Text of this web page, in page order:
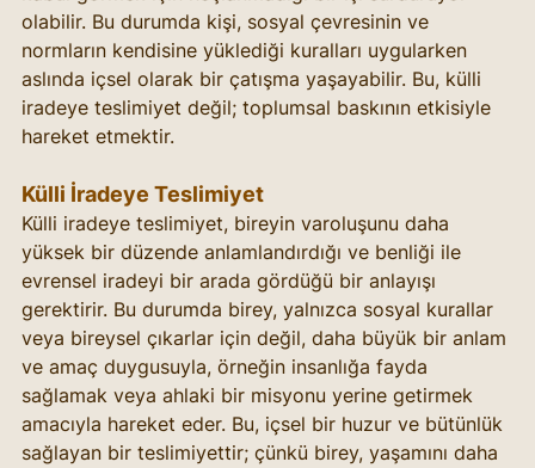
olabilir. Bu durumda kişi, sosyal çevresinin ve
normların kendisine yüklediği kuralları uygularken
aslında içsel olarak bir çatışma yaşayabilir. Bu, külli
iradeye teslimiyet değil; toplumsal baskının etkisiyle
hareket etmektir.
Külli İradeye Teslimiyet
Külli iradeye teslimiyet, bireyin varoluşunu daha
yüksek bir düzende anlamlandırdığı ve benliği ile
evrensel iradeyi bir arada gördüğü bir anlayışı
gerektirir. Bu durumda birey, yalnızca sosyal kurallar
veya bireysel çıkarlar için değil, daha büyük bir anlam
ve amaç duygusuyla, örneğin insanlığa fayda
sağlamak veya ahlaki bir misyonu yerine getirmek
amacıyla hareket eder. Bu, içsel bir huzur ve bütünlük
sağlayan bir teslimiyettir; çünkü birey, yaşamını daha